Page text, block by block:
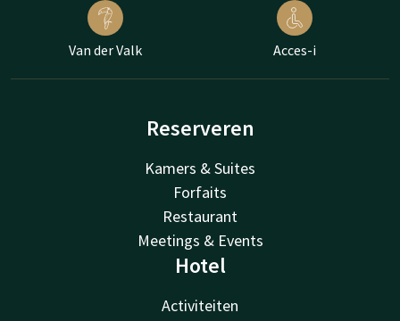
Van der Valk Acces-i
Reserveren
Kamers & Suites
Forfaits
Restaurant
Meetings & Events
Hotel
Activiteiten